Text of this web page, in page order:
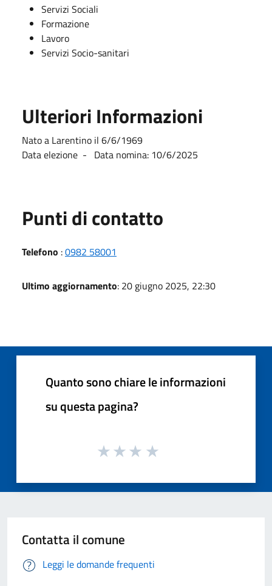
Servizi Sociali
Formazione
Lavoro
Servizi Socio-sanitari
Ulteriori Informazioni
Nato a Larentino il 6/6/1969
Data elezione - Data nomina: 10/6/2025
Punti di contatto
Telefono :0982 58001
Ultimo aggiornamento: 20 giugno 2025, 22:30
Quanto sono chiare le informazioni
su questa pagina?
Contatta il comune
Leggi le domande frequenti